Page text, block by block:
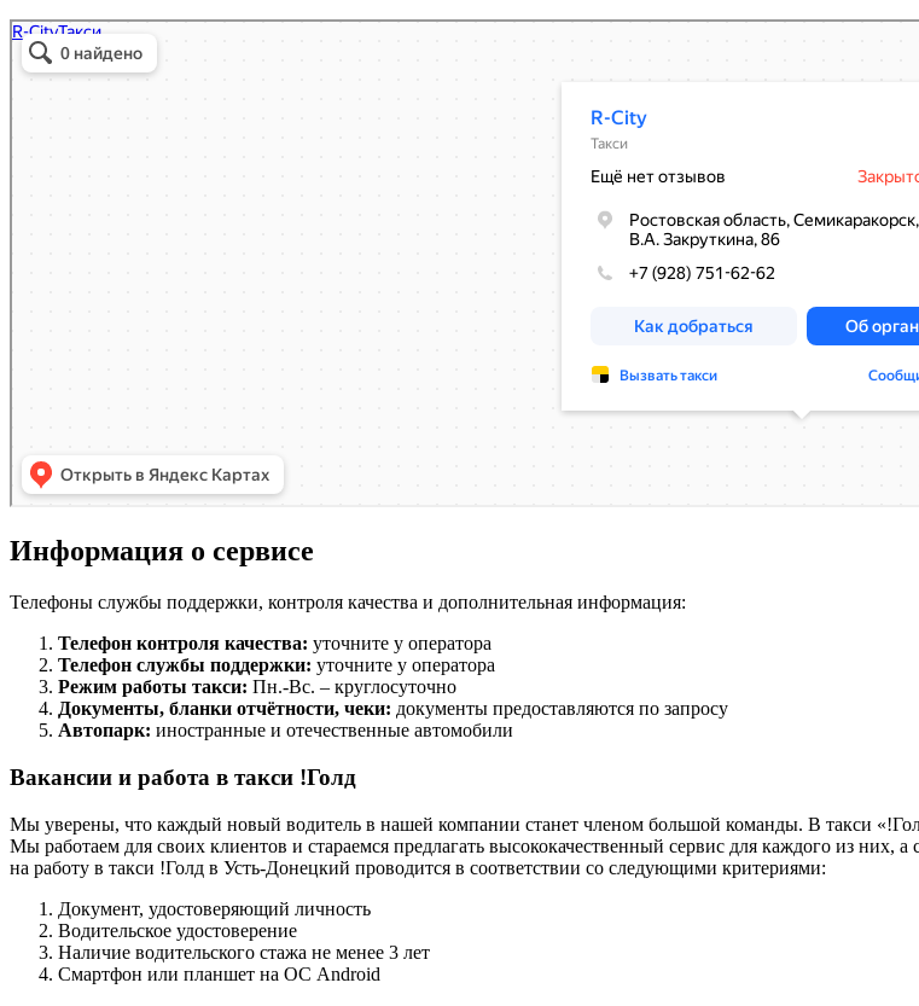
Информация о сервисе
Телефоны службы поддержки, контроля качества и дополнительная информация:
Телефон контроля качества: уточните у оператора
Телефон службы поддержки: уточните у оператора
Режим работы такси: Пн.-Вс. – круглосуточно
Документы, бланки отчётности, чеки: документы предоставляются по запросу
Автопарк: иностранные и отечественные автомобили
Вакансии и работа в такси !Голд
Мы уверены, что каждый новый водитель в нашей компании станет членом большой команды. В такси
Мы работаем для своих клиентов и стараемся предлагать высококачественный сервис для каждого из
на работу в такси !Голд в Усть-Донецкий проводится в соответствии со следующими критериями:
Документ, удостоверяющий личность
Водительское удостоверение
Наличие водительского стажа не менее 3 лет
Смартфон или планшет на ОС Android